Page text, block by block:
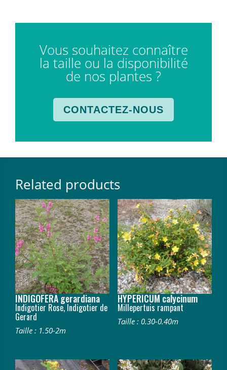
Vous souhaitez connaître
la taille ou la disponibilité
de nos plantes ?
CONTACTEZ-NOUS
Related products
INDIGOFERA gerardiana
Indigotier Rose, Indigotier de
Gerard
Taille : 1.50-2m
HYPERICUM calycinum
Millepertuis rampant
Taille : 0.30-0.40m